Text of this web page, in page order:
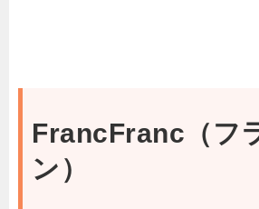
FrancFranc（フ
ン）